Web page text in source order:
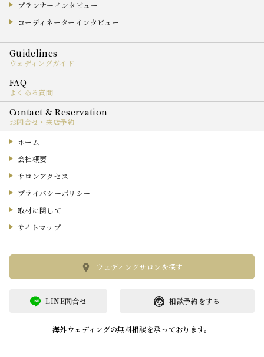
プランナーインタビュー
コーディネーターインタビュー
ウェディングガイド
よくある質問
お問合せ・来店予約
ホーム
会社概要
サロンアクセス
プライバシーポリシー
取材に関して
サイトマップ
ウェディングサロンを探す
相談予約をする
LINE問合せ
海外ウェディングの無料相談を承っております。